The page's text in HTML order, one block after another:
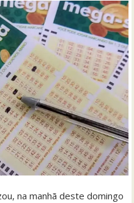
na manhã deste domingo